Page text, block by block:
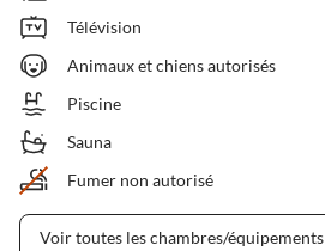
Télévision
Animaux et chiens autorisés
Piscine
Sauna
Fumer non autorisé
Voir toutes les chambres/équipements